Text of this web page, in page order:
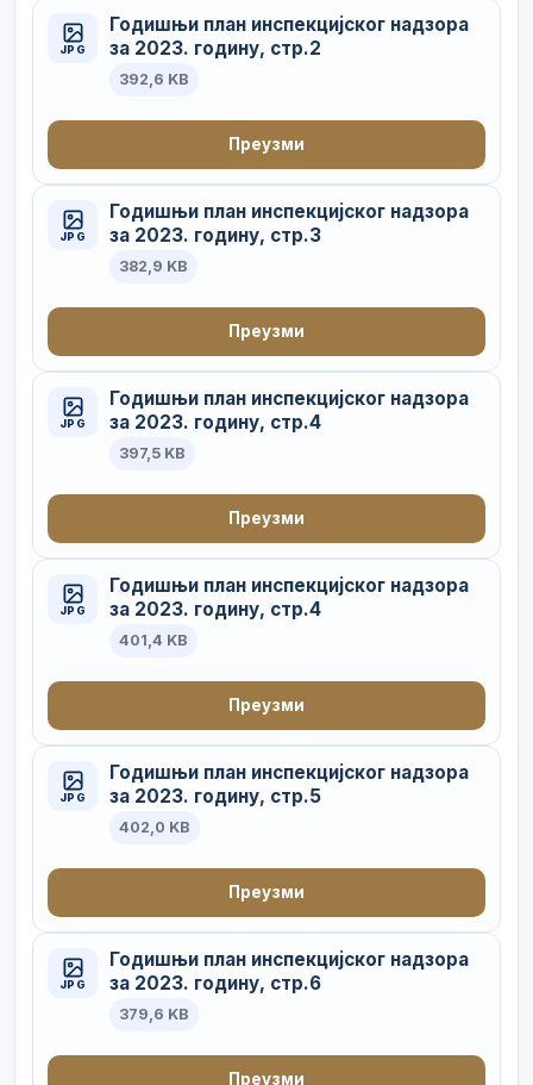
JPG
Годишњи план инспекцијског надзора
за 2023. годину, стр.2
392,6 KB
Преузми
JPG
Годишњи план инспекцијског надзора
за 2023. годину, стр.3
382,9 KB
Преузми
JPG
Годишњи план инспекцијског надзора
за 2023. годину, стр.4
397,5 KB
Преузми
JPG
Годишњи план инспекцијског надзора
за 2023. годину, стр.4
401,4 KB
Преузми
JPG
Годишњи план инспекцијског надзора
за 2023. годину, стр.5
402,0 KB
Преузми
JPG
Годишњи план инспекцијског надзора
за 2023. годину, стр.6
379,6 KB
Преузми